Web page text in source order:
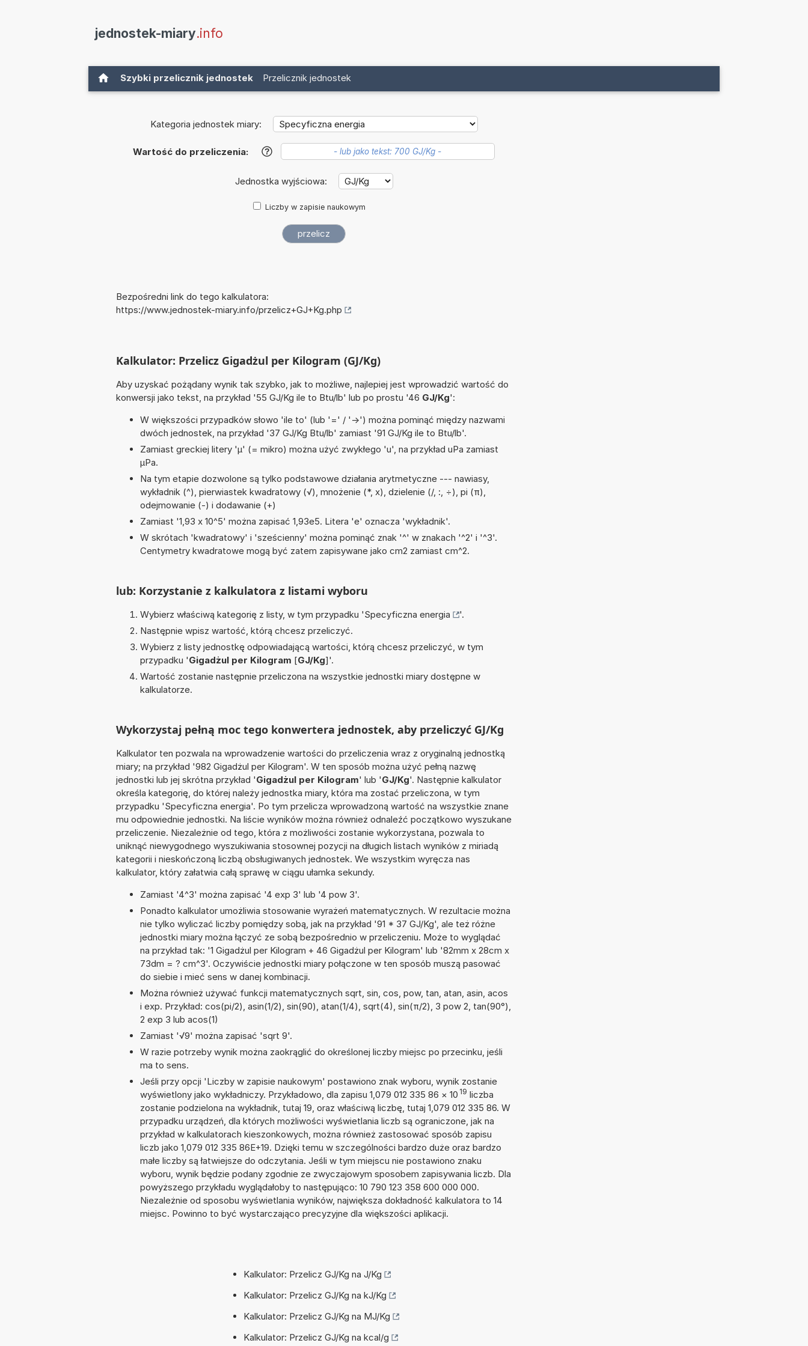
jednostek-miary.info
Szybki przelicznik jednostek Przelicznik jednostek
Kategoria jednostek miary:
Wartość do przeliczenia: ?
Jednostka wyjściowa:
Liczby w zapisie naukowym
Bezpośredni link do tego kalkulatora:
https://www.jednostek-miary.info/przelicz+GJ+Kg.php
Kalkulator: Przelicz Gigadżul per Kilogram (GJ/Kg)
Aby uzyskać pożądany wynik tak szybko, jak to możliwe, najlepiej jest wprowadzić wartość do
konwersji jako tekst, na przykład '55 GJ/Kg ile to Btu/lb' lub po prostu '46 GJ/Kg':
W większości przypadków słowo 'ile to' (lub '=' / '->') można pominąć między nazwami
dwóch jednostek, na przykład '37 GJ/Kg Btu/lb' zamiast '91 GJ/Kg ile to Btu/lb'.
Zamiast greckiej litery 'µ' (= mikro) można użyć zwykłego 'u', na przykład uPa zamiast
µPa.
Na tym etapie dozwolone są tylko podstawowe działania arytmetyczne --- nawiasy,
wykładnik (^), pierwiastek kwadratowy (√), mnożenie (*, x), dzielenie (/, :, ÷), pi (π),
odejmowanie (-) i dodawanie (+)
Zamiast '1,93 x 10^5' można zapisać 1,93e5. Litera 'e' oznacza 'wykładnik'.
W skrótach 'kwadratowy' i 'sześcienny' można pominąć znak '^' w znakach '^2' i '^3'.
Centymetry kwadratowe mogą być zatem zapisywane jako cm2 zamiast cm^2.
lub: Korzystanie z kalkulatora z listami wyboru
Wybierz właściwą kategorię z listy, w tym przypadku 'Specyficzna energia
'.
Następnie wpisz wartość, którą chcesz przeliczyć.
Wybierz z listy jednostkę odpowiadającą wartości, którą chcesz przeliczyć, w tym
przypadku 'Gigadżul per Kilogram [GJ/Kg]'.
Wartość zostanie następnie przeliczona na wszystkie jednostki miary dostępne w
kalkulatorze.
Wykorzystaj pełną moc tego konwertera jednostek, aby przeliczyć GJ/Kg
Kalkulator ten pozwala na wprowadzenie wartości do przeliczenia wraz z oryginalną jednostką
miary; na przykład '982 Gigadżul per Kilogram'. W ten sposób można użyć pełną nazwę
jednostki lub jej skrótna przykład 'Gigadżul per Kilogram' lub 'GJ/Kg'. Następnie kalkulator
określa kategorię, do której należy jednostka miary, która ma zostać przeliczona, w tym
przypadku 'Specyficzna energia'. Po tym przelicza wprowadzoną wartość na wszystkie znane
mu odpowiednie jednostki. Na liście wyników można również odnaleźć początkowo wyszukane
przeliczenie. Niezależnie od tego, która z możliwości zostanie wykorzystana, pozwala to
uniknąć niewygodnego wyszukiwania stosownej pozycji na długich listach wyników z miriadą
kategorii i nieskończoną liczbą obsługiwanych jednostek. We wszystkim wyręcza nas
kalkulator, który załatwia całą sprawę w ciągu ułamka sekundy.
Zamiast '4^3' można zapisać '4 exp 3' lub '4 pow 3'.
Ponadto kalkulator umożliwia stosowanie wyrażeń matematycznych. W rezultacie można
nie tylko wyliczać liczby pomiędzy sobą, jak na przykład '91 * 37 GJ/Kg', ale też różne
jednostki miary można łączyć ze sobą bezpośrednio w przeliczeniu. Może to wyglądać
na przykład tak: '1 Gigadżul per Kilogram + 46 Gigadżul per Kilogram' lub '82mm x 28cm x
73dm = ? cm^3'. Oczywiście jednostki miary połączone w ten sposób muszą pasować
do siebie i mieć sens w danej kombinacji.
Można również używać funkcji matematycznych sqrt, sin, cos, pow, tan, atan, asin, acos
i exp. Przykład: cos(pi/2), asin(1/2), sin(90), atan(1/4), sqrt(4), sin(π/2), 3 pow 2, tan(90°),
2 exp 3 lub acos(1)
Zamiast '√9' można zapisać 'sqrt 9'.
W razie potrzeby wynik można zaokrąglić do określonej liczby miejsc po przecinku, jeśli
ma to sens.
Jeśli przy opcji 'Liczby w zapisie naukowym' postawiono znak wyboru, wynik zostanie
wyświetlony jako wykładniczy. Przykładowo, dla zapisu 1,079 012 335 86 × 10 19 liczba
zostanie podzielona na wykładnik, tutaj 19, oraz właściwą liczbę, tutaj 1,079 012 335 86. W
przypadku urządzeń, dla których możliwości wyświetlania liczb są ograniczone, jak na
przykład w kalkulatorach kieszonkowych, można również zastosować sposób zapisu
liczb jako 1,079 012 335 86E+19. Dzięki temu w szczególności bardzo duże oraz bardzo
małe liczby są łatwiejsze do odczytania. Jeśli w tym miejscu nie postawiono znaku
wyboru, wynik będzie podany zgodnie ze zwyczajowym sposobem zapisywania liczb. Dla
powyższego przykładu wyglądałoby to następująco: 10 790 123 358 600 000 000.
Niezależnie od sposobu wyświetlania wyników, największa dokładność kalkulatora to 14
miejsc. Powinno to być wystarczająco precyzyjne dla większości aplikacji.
Kalkulator: Przelicz GJ/Kg na J/Kg
Kalkulator: Przelicz GJ/Kg na kJ/Kg
Kalkulator: Przelicz GJ/Kg na MJ/Kg
Kalkulator: Przelicz GJ/Kg na kcal/g